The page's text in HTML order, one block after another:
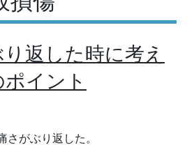
返した時に考え
イント
さがぶり返した。